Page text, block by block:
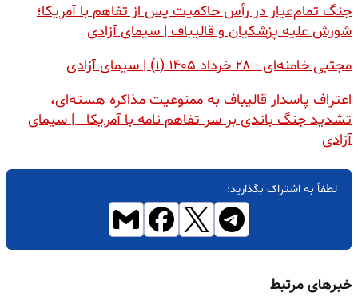
جنگ تمام‌عیار در رأس حاکمیت پس از تفاهم با آمریکا؛
شورش علیه پزشکیان و قالیباف | سیمای آزادی
مجتبی خامنه‌ای - ۲۸ خرداد ۱۴۰۵ (۱) | سیمای آزادی
اعتراف پاسدار قالیباف به ممنوعیت مذاکره هسته‌ای،
تشدید جنگ باندی بر سر تفاهم‌ نامه با آمریکا | سیمای
آزادی
لطفاً به اشتراک بگذارید:
خبرهای مرتبط